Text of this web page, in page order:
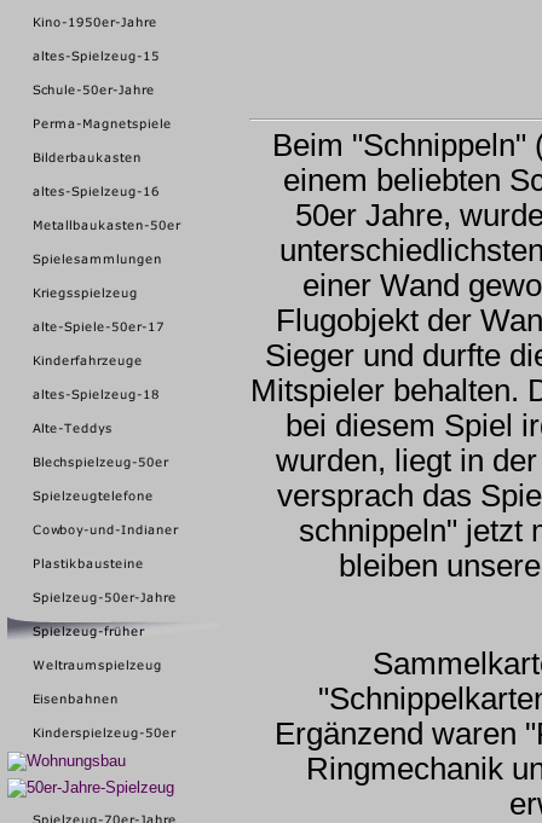
Beim "Schnippeln"
einem beliebten
50er Jahre,
einer Wand
Flugobjekt der
Sieger und durfte
Mitspieler behalten.
bei diesem Spiel
wurden, liegt in
versprach das
schnippeln" jetzt
bleiben
Ergänzend waren
Ringmechanik